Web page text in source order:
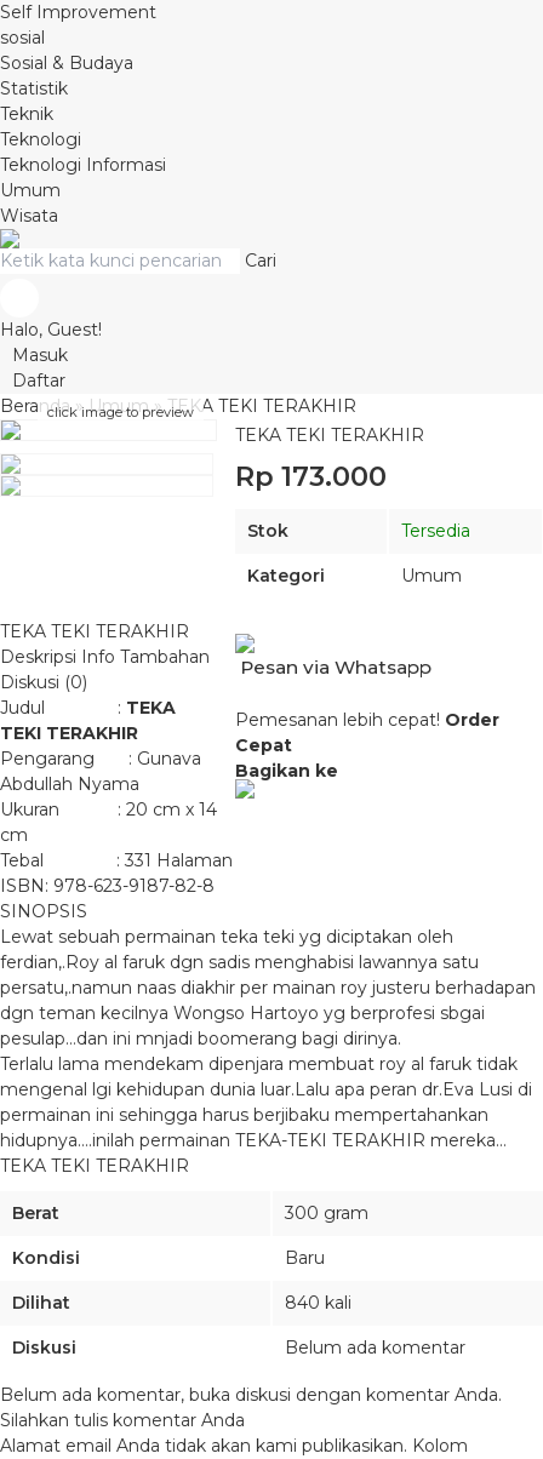
Self Improvement
sosial
Sosial & Budaya
Statistik
Teknik
Teknologi
Teknologi Informasi
Umum
Wisata
Cari
Halo, Guest!
Masuk
Daftar
Beranda»Umum»TEKA TEKI TERAKHIR
click image to preview
TEKA TEKI TERAKHIR
Rp 173.000
Stok Tersedia
Kategori Umum
Pesan via Whatsapp
Pemesanan lebih cepat! Order
Cepat
Bagikan ke
TEKA TEKI TERAKHIR
Deskripsi Info Tambahan
Diskusi (0)
Judul : TEKA
TEKI TERAKHIR
Pengarang : Gunava
Abdullah Nyama
Ukuran : 20 cm x 14
cm
Tebal : 331 Halaman
ISBN: 978-623-9187-82-8
SINOPSIS
Lewat sebuah permainan teka teki yg diciptakan oleh
ferdian,.Roy al faruk dgn sadis menghabisi lawannya satu
persatu,.namun naas diakhir per mainan roy justeru berhadapan
dgn teman kecilnya Wongso Hartoyo yg berprofesi sbgai
pesulap…dan ini mnjadi boomerang bagi dirinya.
Terlalu lama mendekam dipenjara membuat roy al faruk tidak
mengenal lgi kehidupan dunia luar.Lalu apa peran dr.Eva Lusi di
permainan ini sehingga harus berjibaku mempertahankan
hidupnya….inilah permainan TEKA-TEKI TERAKHIR mereka…
TEKA TEKI TERAKHIR
Berat 300 gram
Kondisi Baru
Dilihat 840 kali
Diskusi Belum ada komentar
Belum ada komentar, buka diskusi dengan komentar Anda.
Silahkan tulis komentar Anda
Alamat email Anda tidak akan kami publikasikan. Kolom